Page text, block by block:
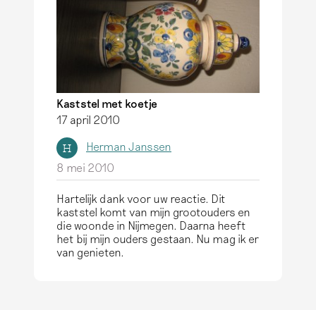
Kaststel met koetje
17 april 2010
H
Herman Janssen
8 mei 2010
Hartelijk dank voor uw reactie. Dit
kaststel komt van mijn grootouders en
die woonde in Nijmegen. Daarna heeft
het bij mijn ouders gestaan. Nu mag ik er
van genieten.